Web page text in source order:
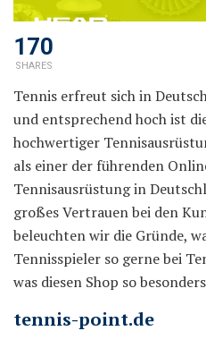
170
SHARES
Tennis erfreut sich in
und entsprechend hoch ist
hochwertiger
als einer der führenden
Tennisausrüstung in
großes Vertrauen bei den
beleuchten wir die Gründe,
Tennisspieler so gerne bei
was diesen Shop so
tennis-point.de